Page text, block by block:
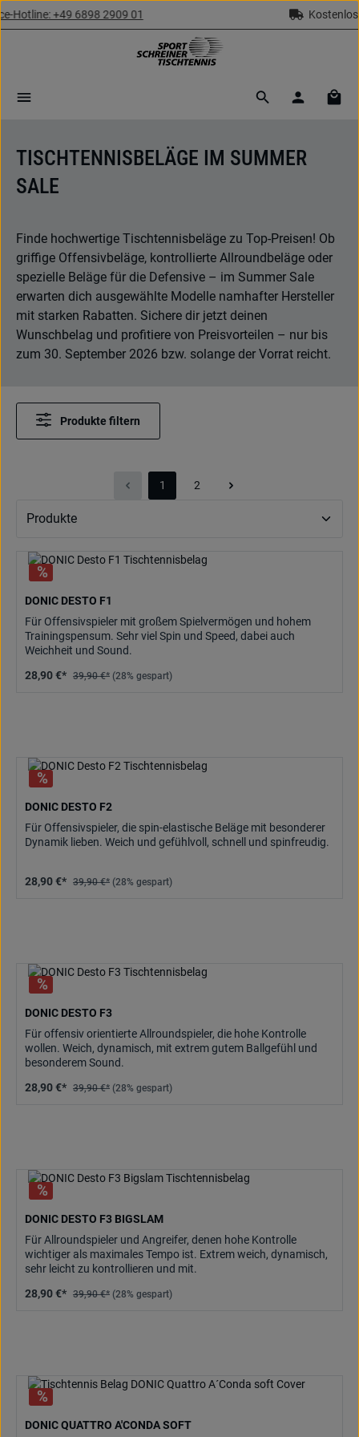
Zum Hauptinhalt springenKostenloser Versand ab 69,- € (Deutschland)
TISCHTENNISBELÄGE IM SUMMER
SALE
Finde hochwertige Tischtennisbeläge zu Top-Preisen! Ob
griffige Offensivbeläge, kontrollierte Allroundbeläge oder
spezielle Beläge für die Defensive – im Summer Sale
erwarten dich ausgewählte Modelle namhafter Hersteller
mit starken Rabatten. Sichere dir jetzt deinen
Wunschbelag und profitiere von Preisvorteilen – nur bis
zum 30. September 2026 bzw. solange der Vorrat reicht.
Produkte filtern
Seite
1
Seite
2
DONIC DESTO F1
Für Offensivspieler mit großem Spielvermögen und hohem
Trainingspensum. Sehr viel Spin und Speed, dabei auch
Weichheit und Sound.
28,90 €* 39,90 €* (28% gespart)
DONIC DESTO F2
Für Offensivspieler, die spin-elastische Beläge mit besonderer
Dynamik lieben. Weich und gefühlvoll, schnell und spinfreudig.
28,90 €* 39,90 €* (28% gespart)
DONIC DESTO F3
Für offensiv orientierte Allroundspieler, die hohe Kontrolle
wollen. Weich, dynamisch, mit extrem gutem Ballgefühl und
besonderem Sound.
28,90 €* 39,90 €* (28% gespart)
DONIC DESTO F3 BIGSLAM
Für Allroundspieler und Angreifer, denen hohe Kontrolle
wichtiger als maximales Tempo ist. Extrem weich, dynamisch,
sehr leicht zu kontrollieren und mit.
28,90 €* 39,90 €* (28% gespart)
DONIC QUATTRO A'CONDA SOFT